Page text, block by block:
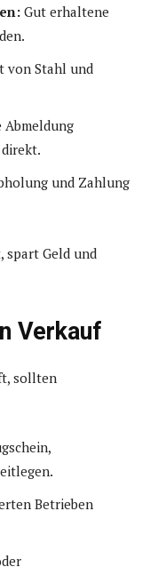
Gut erhaltene
von Stahl und
und Zahlung
spart Geld und
Verkauf
sollten
Betrieben